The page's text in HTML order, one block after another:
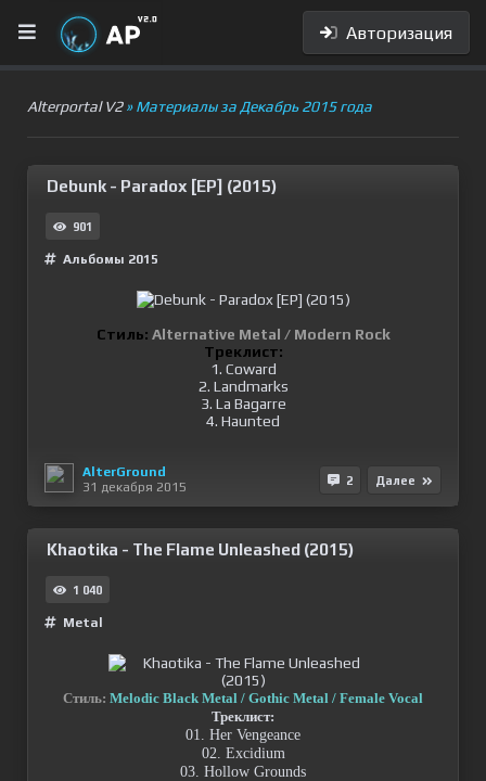
Авторизация
Alterportal V2» Материалы за Декабрь 2015 года
Debunk - Paradox [EP] (2015)
901
Альбомы 2015
Стиль: Alternative Metal / Modern Rock
Треклист:
1. Coward
2. Landmarks
3. La Bagarre
4. Haunted
AlterGround
31 декабря 2015
2 Далее
Khaotika - The Flame Unleashed (2015)
1 040
Metal
Стиль: Melodic Black Metal / Gothic Metal / Female Vocal
Треклист:
01. Her Vengeance
02. Excidium
03. Hollow Grounds